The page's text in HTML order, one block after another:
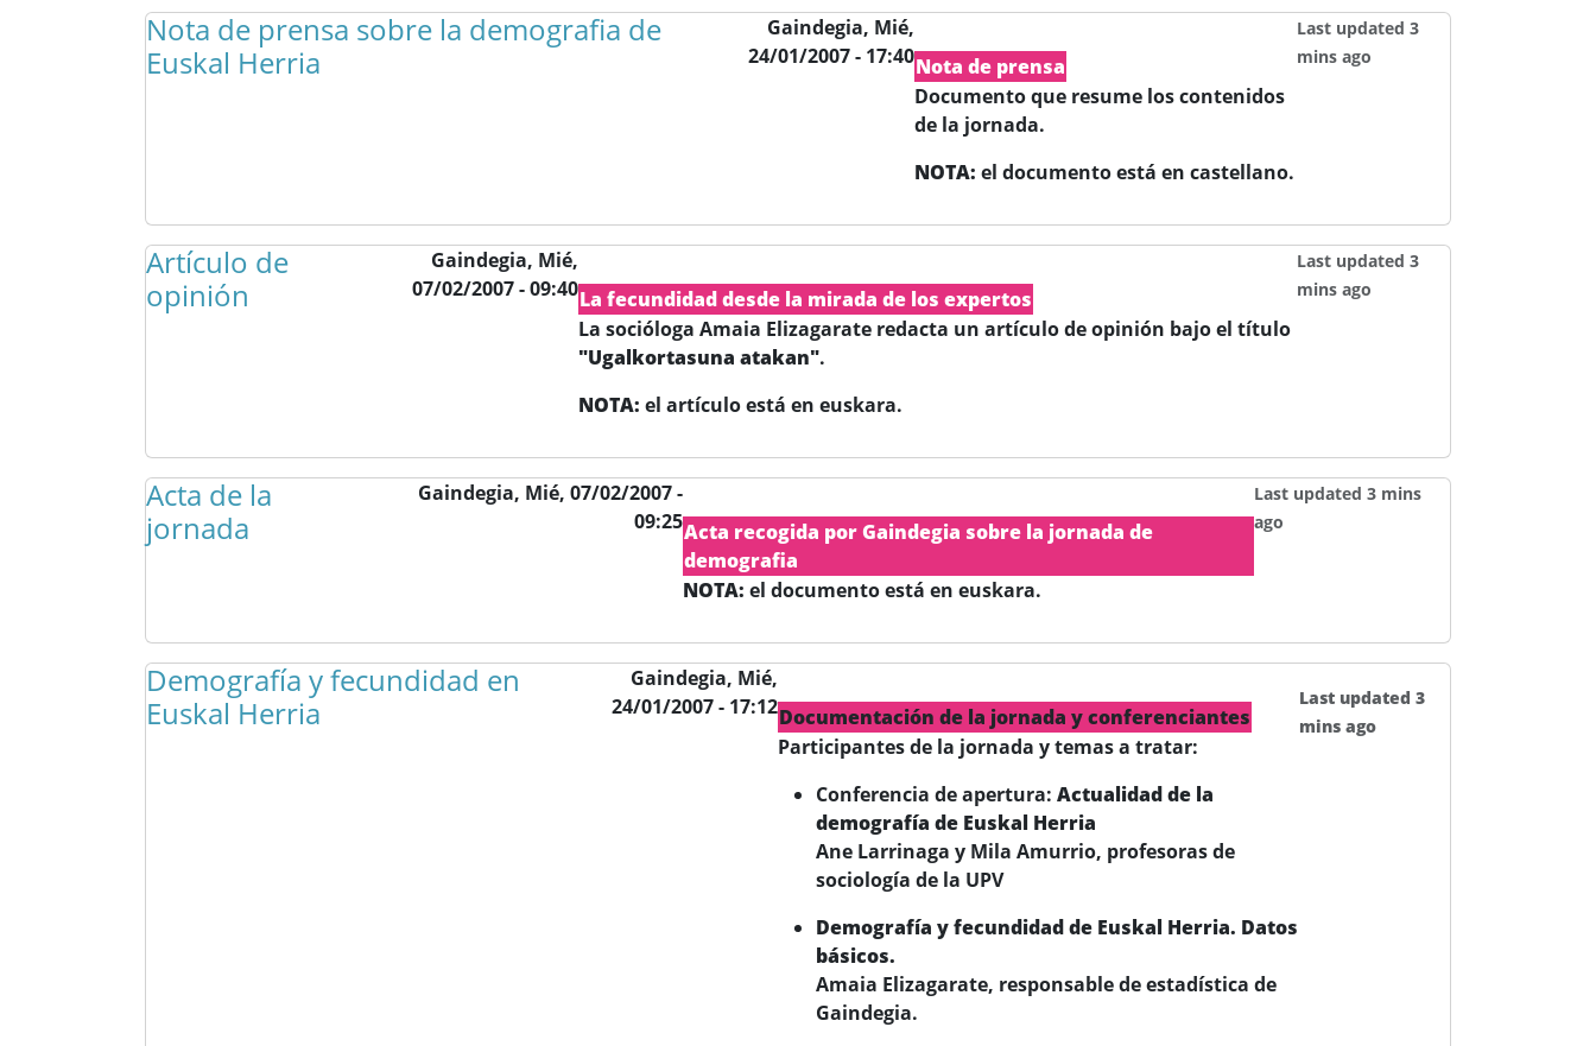
Nota de prensa sobre la demografia de
Euskal Herria
Gaindegia, Mié,
24/01/2007 - 17:40Nota de prensa
Documento que resume los contenidos
de la jornada.
NOTA: el documento está en castellano.
Last updated 3
mins ago
Artículo de
opinión
Gaindegia, Mié,
07/02/2007 - 09:40La fecundidad desde la mirada de los expertos
La socióloga Amaia Elizagarate redacta un artículo de opinión bajo el título
"Ugalkortasuna atakan".
NOTA: el artículo está en euskara.
Last updated 3
mins ago
Acta de la
jornada
Gaindegia, Mié, 07/02/2007 -
09:25Acta recogida por Gaindegia sobre la jornada de
demografia
NOTA: el documento está en euskara.
Last updated 3 mins
ago
Demografía y fecundidad en
Euskal Herria
Gaindegia, Mié,
24/01/2007 - 17:12Documentación de la jornada y conferenciantes
Participantes de la jornada y temas a tratar:
Conferencia de apertura:Actualidad de la
demografía de Euskal Herria
Ane Larrinaga y Mila Amurrio, profesoras de
sociología de la UPV
Demografía y fecundidad de Euskal Herria. Datos
básicos.
Amaia Elizagarate, responsable de estadística de
Gaindegia.
Last updated 3
mins ago